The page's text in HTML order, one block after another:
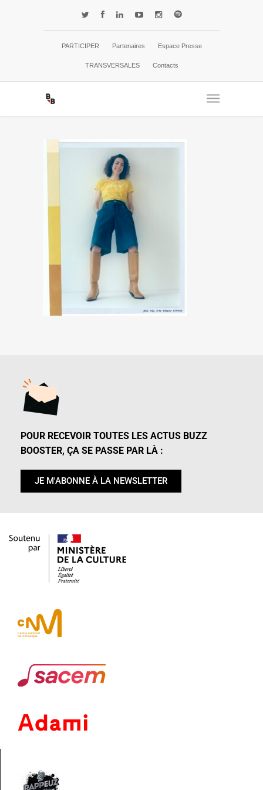
PARTICIPER Partenaires Espace Presse
TRANSVERSALES Contacts
POUR RECEVOIR TOUTES LES ACTUS BUZZ
BOOSTER, ÇA SE PASSE PAR LÀ :
JE M'ABONNE À LA NEWSLETTER